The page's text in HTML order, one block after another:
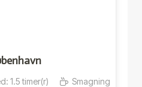
1.5timer(r) Smagning